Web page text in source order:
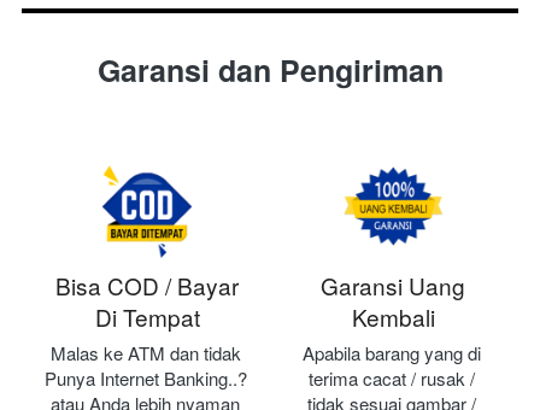
Garansi dan Pengiriman
Bisa COD / Bayar
Di Tempat
Malas ke ATM dan tidak
Punya Internet Banking..?
atau Anda lebih nyaman
Garansi Uang
Kembali
Apabila barang yang di
terima cacat / rusak /
tidak sesuai gambar /